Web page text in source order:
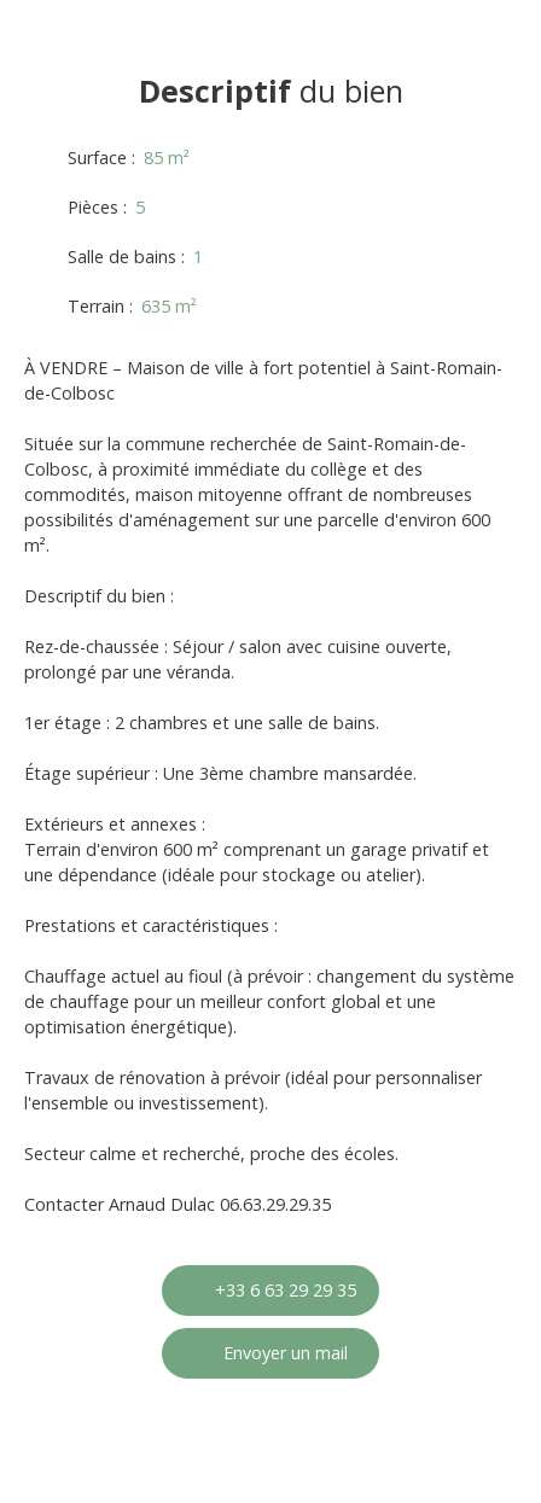
Descriptifdu bien
Surface : 85 m²
Pièces : 5
Salle de bains : 1
Terrain : 635 m²
À VENDRE – Maison de ville à fort potentiel à Saint-Romain-
de-Colbosc
Située sur la commune recherchée de Saint-Romain-de-
Colbosc, à proximité immédiate du collège et des
commodités, maison mitoyenne offrant de nombreuses
possibilités d'aménagement sur une parcelle d'environ 600
m².
Descriptif du bien :
Rez-de-chaussée : Séjour / salon avec cuisine ouverte,
prolongé par une véranda.
1er étage : 2 chambres et une salle de bains.
Étage supérieur : Une 3ème chambre mansardée.
Extérieurs et annexes :
Terrain d'environ 600 m² comprenant un garage privatif et
une dépendance (idéale pour stockage ou atelier).
Prestations et caractéristiques :
Chauffage actuel au fioul (à prévoir : changement du système
de chauffage pour un meilleur confort global et une
optimisation énergétique).
Travaux de rénovation à prévoir (idéal pour personnaliser
l'ensemble ou investissement).
Secteur calme et recherché, proche des écoles.
Contacter Arnaud Dulac 06.63.29.29.35
+33 6 63 29 29 35
Envoyer un mail